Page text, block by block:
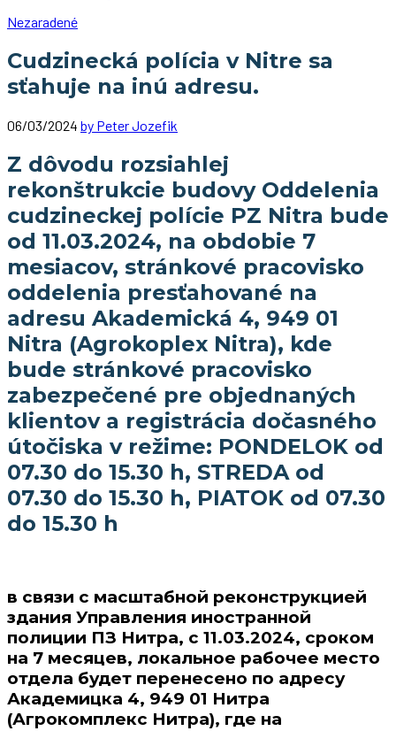
Nezaradené
Cudzinecká polícia v Nitre sa
sťahuje na inú adresu.
06/03/2024 by Peter Jozefik
Z dôvodu rozsiahlej
rekonštrukcie budovy Oddelenia
cudzineckej polície PZ Nitra bude
od 11.03.2024, na obdobie 7
mesiacov, stránkové pracovisko
oddelenia presťahované na
adresu Akademická 4, 949 01
Nitra (Agrokoplex Nitra), kde
bude stránkové pracovisko
zabezpečené pre objednaných
klientov a registrácia dočasného
útočiska v režime: PONDELOK od
07.30 do 15.30 h, STREDA od
07.30 do 15.30 h, PIATOK od 07.30
do 15.30 h
в связи с масштабной реконструкцией
здания Управления иностранной
полиции ПЗ Нитра, с 11.03.2024, сроком
на 7 месяцев, локальное рабочее место
отдела будет перенесено по адресу
Академицка 4, 949 01 Нитра
(Агрокомплекс Нитра), где на